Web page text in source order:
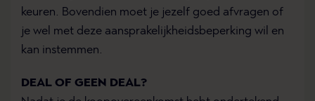
keuren. Bovendien moet je jezelf goed afvragen of
je wel met deze aansprakelijkheidsbeperking wil en
kan instemmen.
DEAL OF GEEN DEAL?